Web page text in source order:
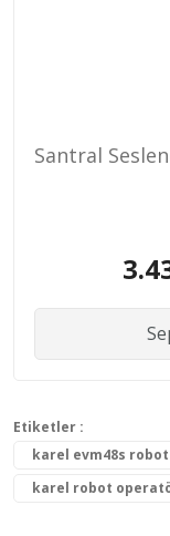
Santral
Etiketler :
karel evm48s
karel robot